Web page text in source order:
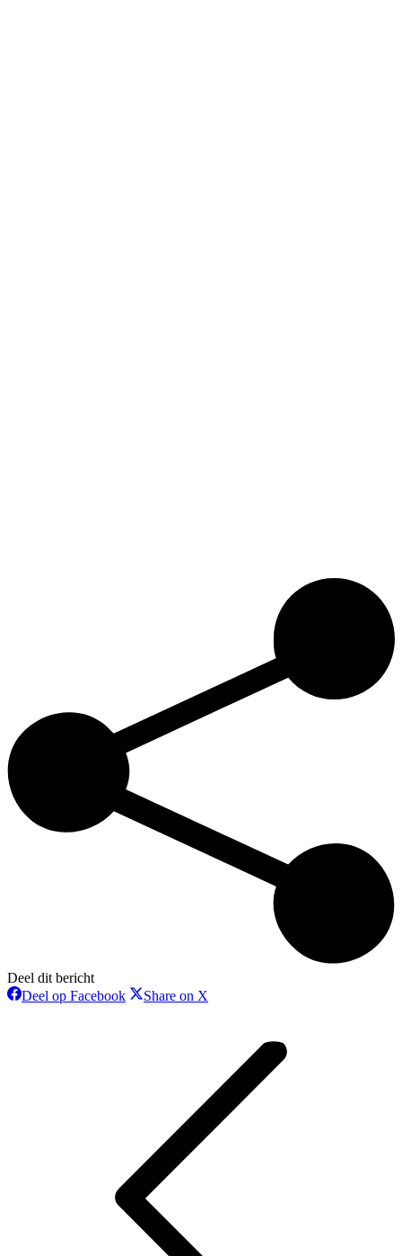
Deel dit bericht
Deel op FacebookDeelShare on X